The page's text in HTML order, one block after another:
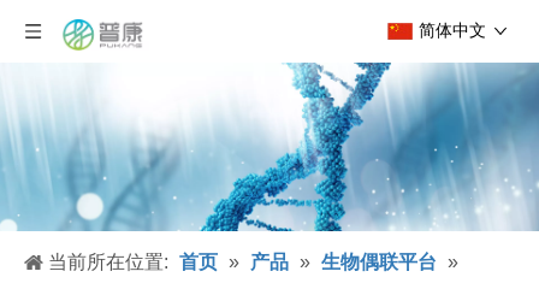
简体中文
当前所在位置: 首页 » 产品 » 生物偶联平台 »